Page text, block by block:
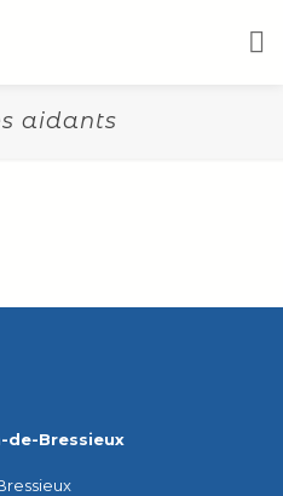
aidants
de-Bressieux